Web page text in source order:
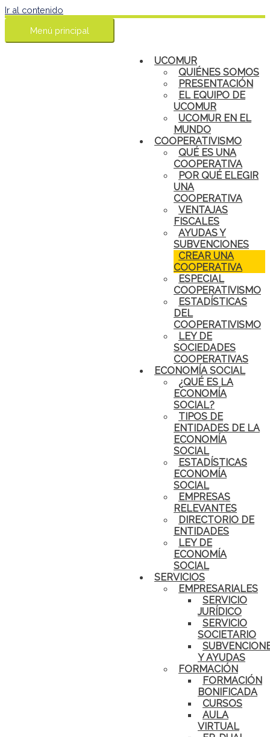
Ir al contenido
Menú principal
UCOMUR
QUIÉNES SOMOS
PRESENTACIÓN
EL EQUIPO DE
UCOMUR
UCOMUR EN EL
MUNDO
COOPERATIVISMO
QUÉ ES UNA
COOPERATIVA
POR QUÉ ELEGIR
UNA
COOPERATIVA
VENTAJAS
FISCALES
AYUDAS Y
SUBVENCIONES
CREAR UNA
COOPERATIVA
ESPECIAL
COOPERATIVISMO
ESTADÍSTICAS
DEL
COOPERATIVISMO
LEY DE
SOCIEDADES
COOPERATIVAS
ECONOMÍA SOCIAL
¿QUÉ ES LA
ECONOMÍA
SOCIAL?
TIPOS DE
ENTIDADES DE LA
ECONOMÍA
SOCIAL
ESTADÍSTICAS
ECONOMÍA
SOCIAL
EMPRESAS
RELEVANTES
DIRECTORIO DE
ENTIDADES
LEY DE
ECONOMÍA
SOCIAL
SERVICIOS
EMPRESARIALES
SERVICIO
JURÍDICO
SERVICIO
SOCIETARIO
Y AYUDAS
FORMACIÓN
FORMACIÓN
BONIFICADA
CURSOS
AULA
VIRTUAL